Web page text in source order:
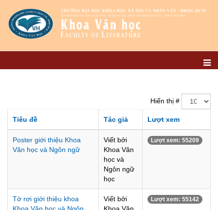
Hiển thị #
Tiêu đề Tác giả Lượt xem
Poster giới thiệu Khoa
Văn học và Ngôn ngữ
Viết bởi
Khoa Văn
học và
Ngôn ngữ
học
Lượt xem: 55209
Tờ rơi giới thiệu khoa
Viết bởi
Lượt xem: 55142